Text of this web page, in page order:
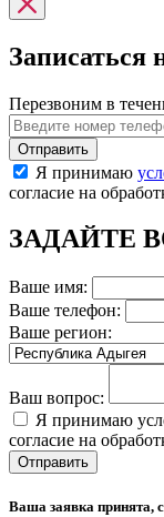
Записаться
Перезвоним в
Я принимаю
согласие на
ЗАДАЙТЕ
Ваше имя:
Ваше телефон:
Ваше регион:
Ваш вопрос:
Я принимаю
согласие на
Ваша заявка принята,